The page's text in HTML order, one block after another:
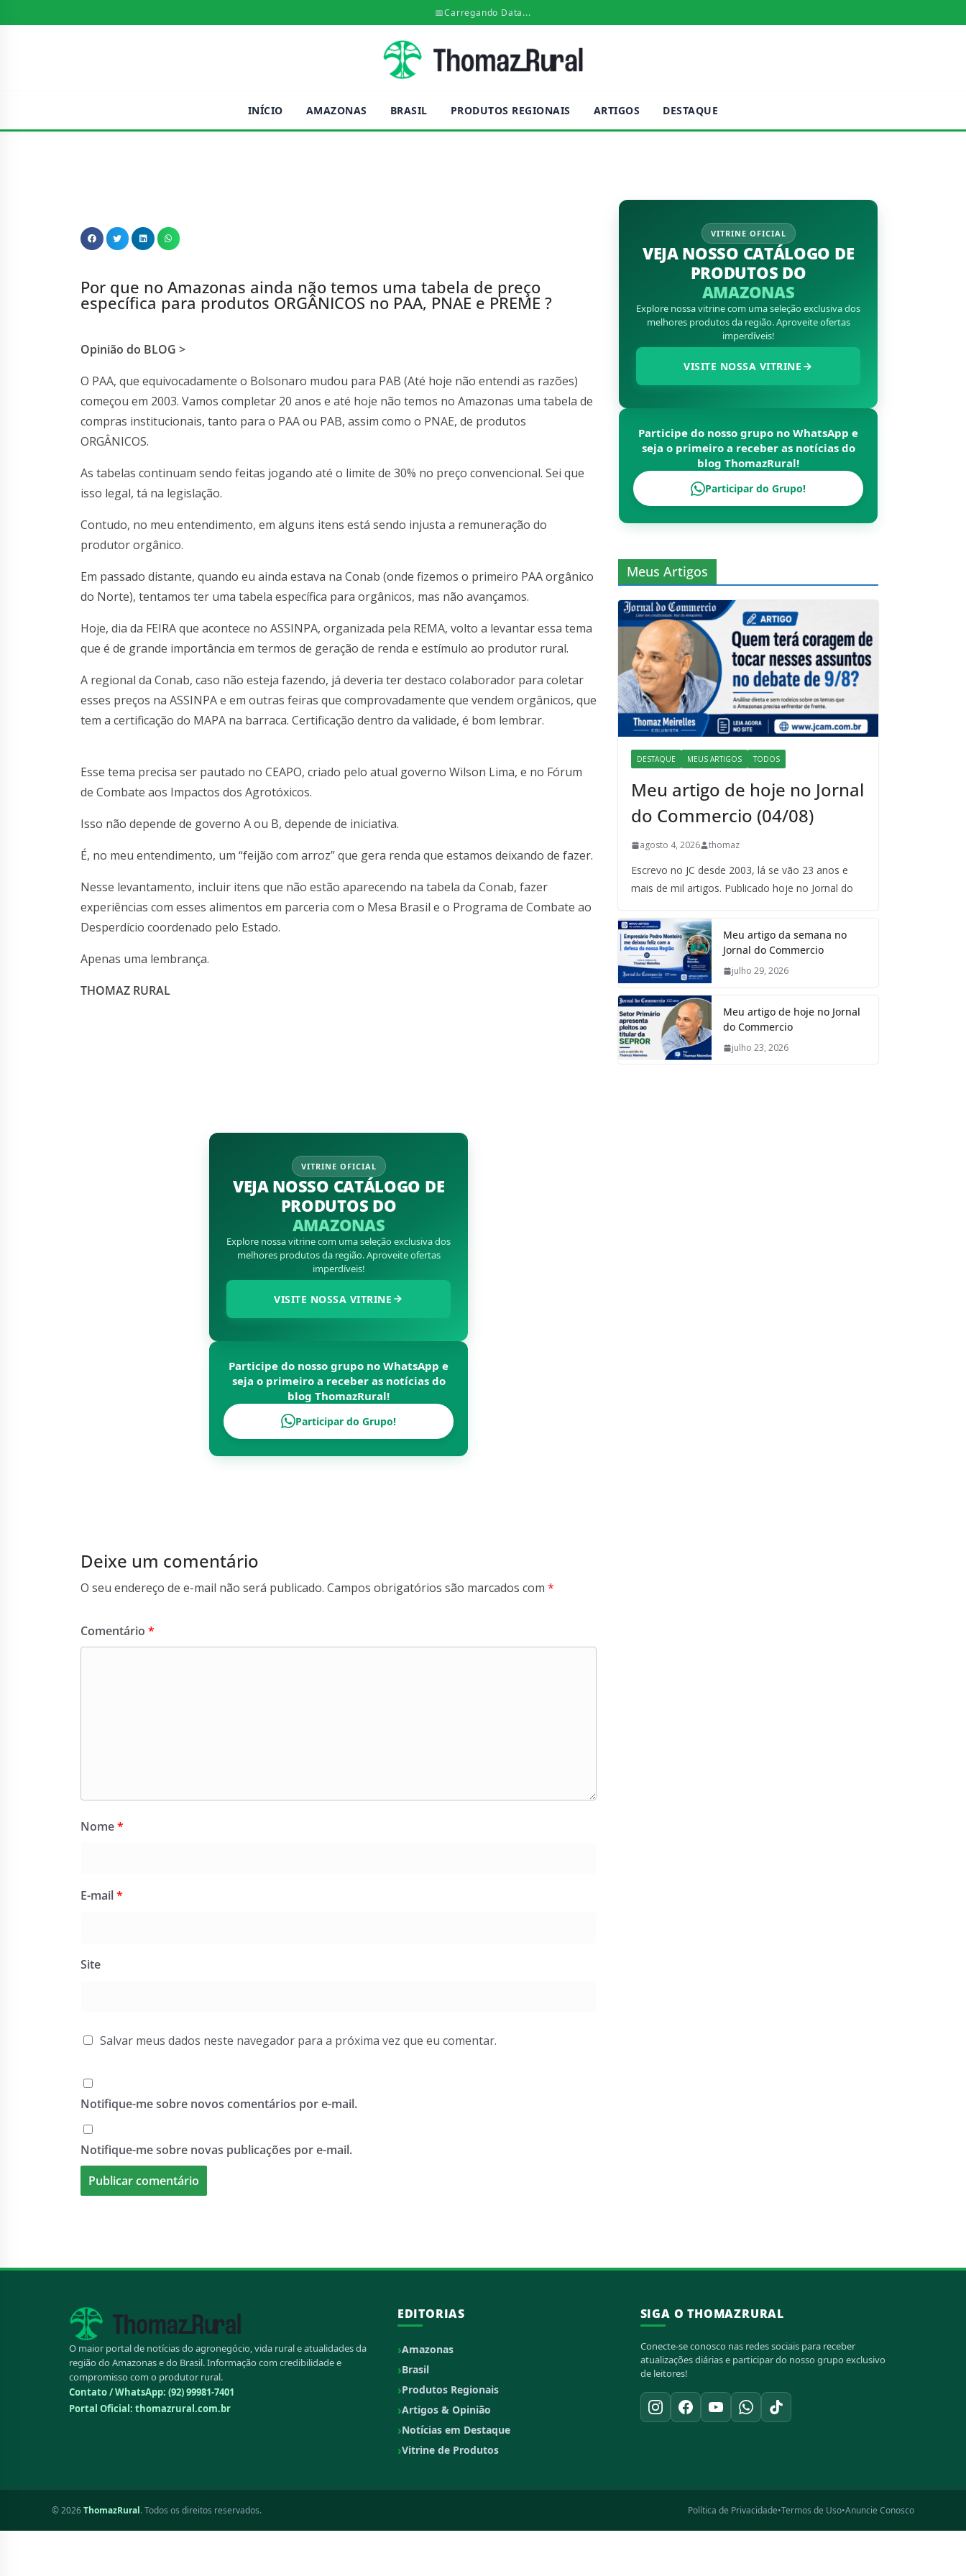
📅Carregando Data...
INÍCIO AMAZONAS BRASIL PRODUTOS REGIONAIS ARTIGOS DESTAQUE
Por que no Amazonas ainda não temos uma tabela de preço
específica para produtos ORGÂNICOS no PAA, PNAE e PREME ?
Opinião do BLOG >
O PAA, que equivocadamente o Bolsonaro mudou para PAB (Até hoje não entendi as razões)
começou em 2003. Vamos completar 20 anos e até hoje não temos no Amazonas uma tabela de
compras institucionais, tanto para o PAA ou PAB, assim como o PNAE, de produtos
ORGÂNICOS.
As tabelas continuam sendo feitas jogando até o limite de 30% no preço convencional. Sei que
isso legal, tá na legislação.
Contudo, no meu entendimento, em alguns itens está sendo injusta a remuneração do
produtor orgânico.
Em passado distante, quando eu ainda estava na Conab (onde fizemos o primeiro PAA orgânico
do Norte), tentamos ter uma tabela específica para orgânicos, mas não avançamos.
Hoje, dia da FEIRA que acontece no ASSINPA, organizada pela REMA, volto a levantar essa tema
que é de grande importância em termos de geração de renda e estímulo ao produtor rural.
A regional da Conab, caso não esteja fazendo, já deveria ter destaco colaborador para coletar
esses preços na ASSINPA e em outras feiras que comprovadamente que vendem orgânicos, que
tem a certificação do MAPA na barraca. Certificação dentro da validade, é bom lembrar.
Esse tema precisa ser pautado no CEAPO, criado pelo atual governo Wilson Lima, e no Fórum
de Combate aos Impactos dos Agrotóxicos.
Isso não depende de governo A ou B, depende de iniciativa.
É, no meu entendimento, um “feijão com arroz” que gera renda que estamos deixando de fazer.
Nesse levantamento, incluir itens que não estão aparecendo na tabela da Conab, fazer
experiências com esses alimentos em parceria com o Mesa Brasil e o Programa de Combate ao
Desperdício coordenado pelo Estado.
Apenas uma lembrança.
THOMAZ RURAL
VITRINE OFICIAL
VEJA NOSSO CATÁLOGO DE
PRODUTOS DO
AMAZONAS
Explore nossa vitrine com uma seleção exclusiva dos
melhores produtos da região. Aproveite ofertas
imperdíveis!
VISITE NOSSA VITRINE
Participe do nosso grupo no WhatsApp e
seja o primeiro a receber as notícias do
blogThomazRural!
Participar do Grupo!
Deixe um comentário
O seu endereço de e-mail não será publicado. Campos obrigatórios são marcados com *
Comentário *
Nome*
E-mail*
Site
Salvar meus dados neste navegador para a próxima vez que eu comentar.
Notifique-me sobre novos comentários por e-mail.
Notifique-me sobre novas publicações por e-mail.
VITRINE OFICIAL
VEJA NOSSO CATÁLOGO DE
PRODUTOS DO
AMAZONAS
Explore nossa vitrine com uma seleção exclusiva dos
melhores produtos da região. Aproveite ofertas
imperdíveis!
VISITE NOSSA VITRINE
Participe do nosso grupo no WhatsApp e
seja o primeiro a receber as notícias do
blogThomazRural!
Participar do Grupo!
Meus Artigos
DESTAQUE MEUS ARTIGOS TODOS
Meu artigo de hoje no Jornal
do Commercio (04/08)
agosto 4, 2026 thomaz
Escrevo no JC desde 2003, lá se vão 23 anos e
mais de mil artigos. Publicado hoje no Jornal do
Meu artigo da semana no
Jornal do Commercio
julho 29, 2026
Meu artigo de hoje no Jornal
do Commercio
julho 23, 2026
O maior portal de notícias do agronegócio, vida rural e atualidades da
região do Amazonas e do Brasil. Informação com credibilidade e
compromisso com o produtor rural.
Contato / WhatsApp: (92) 99981-7401
Portal Oficial: thomazrural.com.br
EDITORIAS
Amazonas
Brasil
Produtos Regionais
Artigos & Opinião
Notícias em Destaque
Vitrine de Produtos
SIGA O THOMAZRURAL
Conecte-se conosco nas redes sociais para receber
atualizações diárias e participar do nosso grupo exclusivo
de leitores!
© 2026ThomazRural. Todos os direitos reservados. Política de Privacidade•Termos de Uso•Anuncie Conosco